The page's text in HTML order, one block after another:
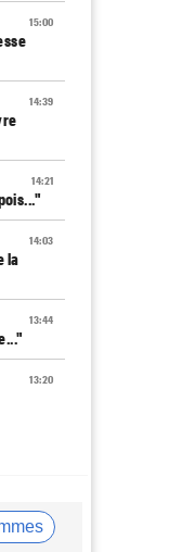
15:00
14:39
14:21
14:03
la
13:44
13:20
12:37